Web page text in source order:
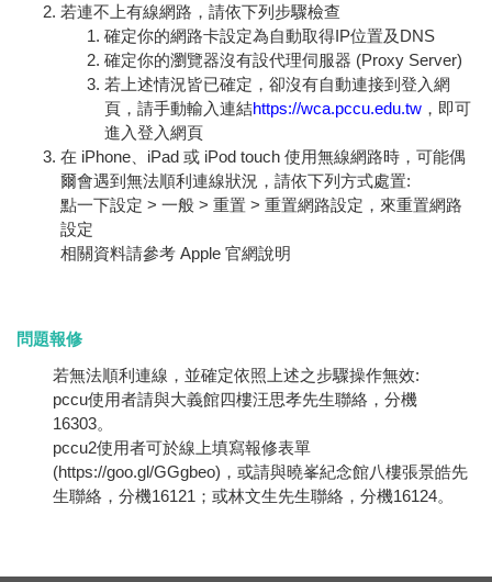
若連不上有線網路，請依下列步驟檢查
確定你的網路卡設定為自動取得IP位置及DNS
確定你的瀏覽器沒有設代理伺服器 (Proxy Server)
若上述情況皆已確定，卻沒有自動連接到登入網
頁，請手動輸入連結https://wca.pccu.edu.tw ，即可
進入登入網頁
在 iPhone、iPad 或 iPod touch 使用無線網路時，可能偶
爾會遇到無法順利連線狀況，請依下列方式處置:
點一下設定 > 一般 > 重置 > 重置網路設定，來重置網路
設定
相關資料請參考 Apple 官網說明
問題報修
若無法順利連線，並確定依照上述之步驟操作無效:
pccu使用者請與大義館四樓汪思孝先生聯絡，分機
16303。
pccu2使用者可於線上填寫報修表單
(https://goo.gl/GGgbeo)，或請與曉峯紀念館八樓張景皓先
生聯絡，分機16121；或林文生先生聯絡，分機16124。